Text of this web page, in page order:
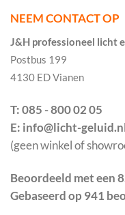
NEEM CONTACT OP
J&H professioneel licht
Postbus 199
4130 ED Vianen
T: 085 - 800 02 05
E: info@licht-
(geen winkel of
Beoordeeld met een
Gebaseerd op 941